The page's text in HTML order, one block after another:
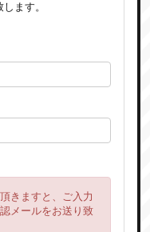
ます。
きますと、ご入力
メールをお送り致